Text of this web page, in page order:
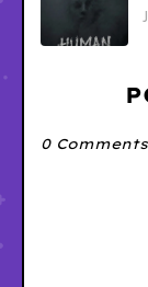
0 Comments